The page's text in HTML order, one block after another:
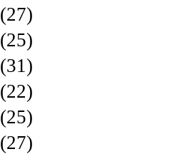
(27)
(25)
(31)
(22)
(25)
(27)